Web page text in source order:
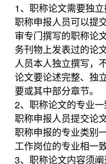
1、职称论文需要独
职称申报人员可以提
审专门撰写的职称论
务刊物上发表过的论
人员本人独立撰写，
论文要论述完整、独
要或其中部分章节。
2、职称论文的专业
职称申报人员提交论
职称申报的专业类别
工作岗位的专业相一致
3、职称论文内容须